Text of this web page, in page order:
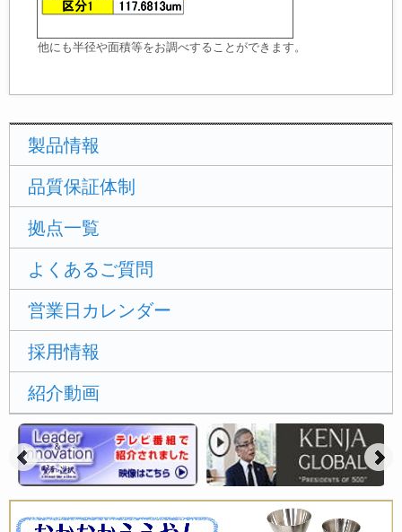
他にも半径や面積等をお調べすることができます。
製品情報
品質保証体制
拠点一覧
よくあるご質問
営業日カレンダー
採用情報
紹介動画